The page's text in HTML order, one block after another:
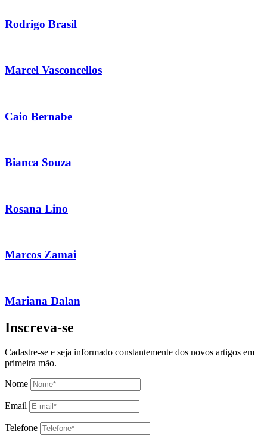
Rodrigo Brasil
Marcel Vasconcellos
Caio Bernabe
Bianca Souza
Rosana Lino
Marcos Zamai
Mariana Dalan
Inscreva-se
Cadastre-se e seja informado constantemente dos novos artigos em
primeira mão.
Nome
Email
Telefone